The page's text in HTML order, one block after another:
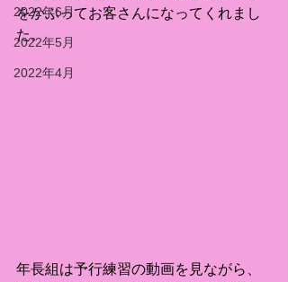
2022年6月
2022年5月
2022年4月
をかぶってお客さんになってくれまし
た。
年長組は予行練習の動画を見ながら、